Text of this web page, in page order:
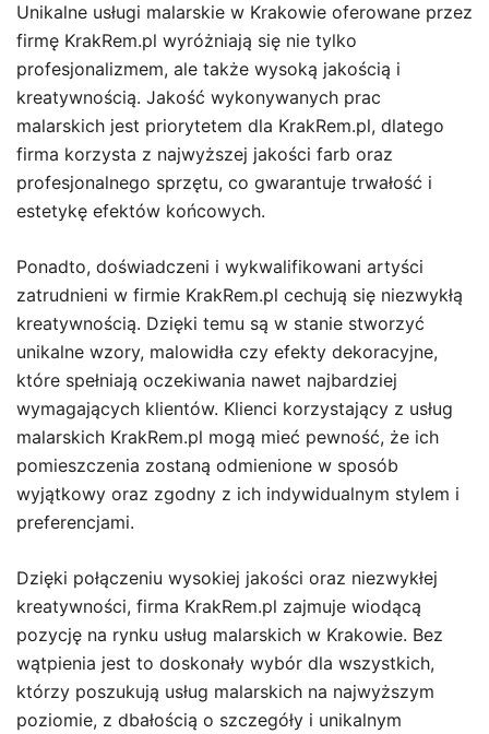
Unikalne usługi malarskie w Krakowie oferowane przez
firmę KrakRem.pl wyróżniają się nie tylko
profesjonalizmem, ale także wysoką jakością i
kreatywnością. Jakość wykonywanych prac
malarskich jest priorytetem dla KrakRem.pl, dlatego
firma korzysta z najwyższej jakości farb oraz
profesjonalnego sprzętu, co gwarantuje trwałość i
estetykę efektów końcowych.
Ponadto, doświadczeni i wykwalifikowani artyści
zatrudnieni w firmie KrakRem.pl cechują się niezwykłą
kreatywnością. Dzięki temu są w stanie stworzyć
unikalne wzory, malowidła czy efekty dekoracyjne,
które spełniają oczekiwania nawet najbardziej
wymagających klientów. Klienci korzystający z usług
malarskich KrakRem.pl mogą mieć pewność, że ich
pomieszczenia zostaną odmienione w sposób
wyjątkowy oraz zgodny z ich indywidualnym stylem i
preferencjami.
Dzięki połączeniu wysokiej jakości oraz niezwykłej
kreatywności, firma KrakRem.pl zajmuje wiodącą
pozycję na rynku usług malarskich w Krakowie. Bez
wątpienia jest to doskonały wybór dla wszystkich,
którzy poszukują usług malarskich na najwyższym
poziomie, z dbałością o szczegóły i unikalnym